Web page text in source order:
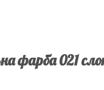
фарба 021